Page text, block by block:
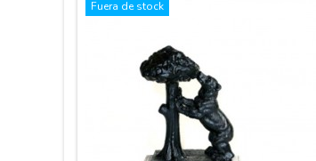
Fuera de stock